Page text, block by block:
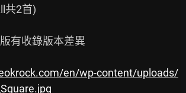
共2首)
有收錄版本差異
en/wp-content/uploads/